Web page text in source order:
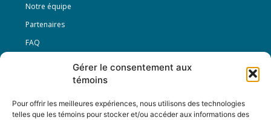
Gérer le consentement aux
témoins
Pour offrir les meilleures expériences, nous utilisons des technologies
telles que les témoins pour stocker et/ou accéder aux informations des
Notre équipe
Partenaires
FAQ
Conditions générales